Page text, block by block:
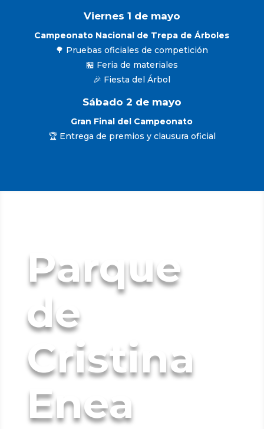
Viernes 1 de mayo
Campeonato Nacional de Trepa de Árboles
🌳 Pruebas oficiales de competición
🏪 Feria de materiales
🎉 Fiesta del Árbol
Sábado 2 de mayo
Gran Final del Campeonato
🏆 Entrega de premios y clausura oficial
Parque
de
Cristina
Enea